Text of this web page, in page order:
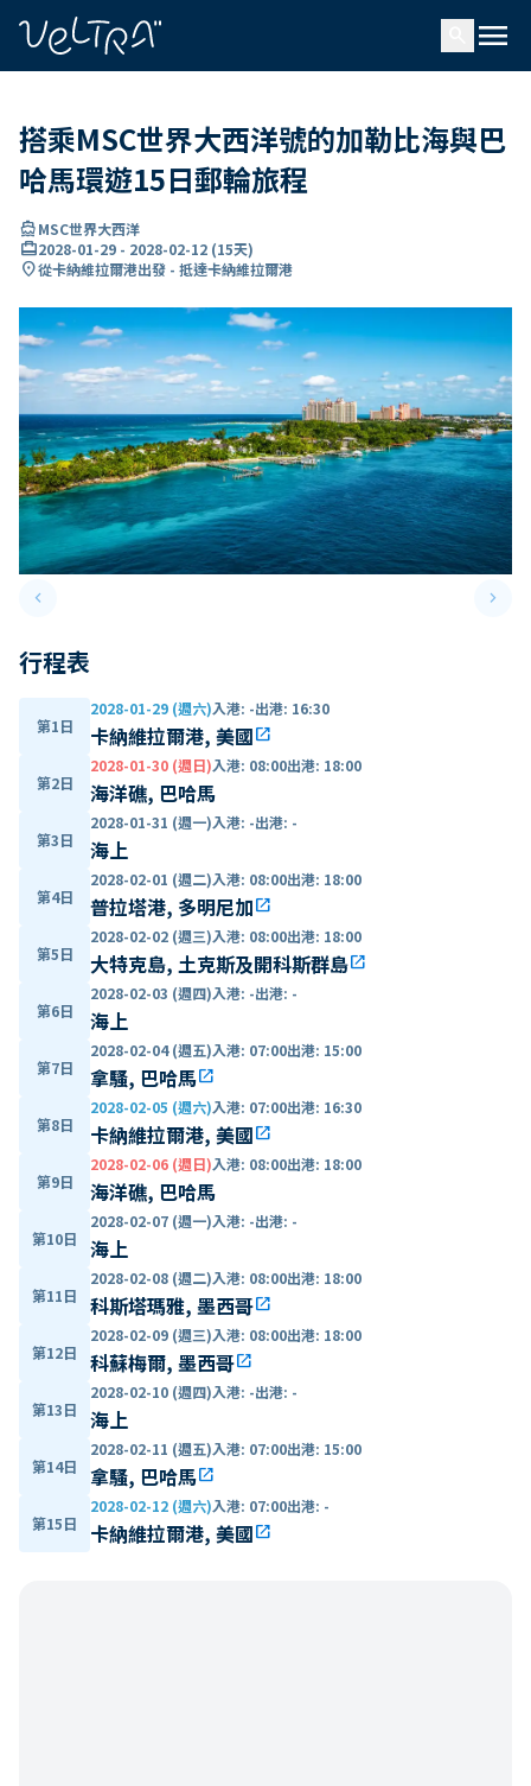
menu
搭乘MSC世界大西洋號的加勒比海與巴
哈馬環遊15日郵輪旅程
directions_boatMSC世界大西洋
card_travel2028-01-29 - 2028-02-12 (15天)
location_on從卡納維拉爾港出發 - 抵達卡納維拉爾港
keyboard_arrow_leftPrevious slide keyboard_arrow_right
行程表
第1日
2028-01-29 (週六)入港: -出港: 16:30
卡納維拉爾港, 美國open_in_new
第2日
2028-01-30 (週日)入港: 08:00出港: 18:00
海洋礁, 巴哈馬
第3日
2028-01-31 (週一)入港: -出港: -
海上
第4日
2028-02-01 (週二)入港: 08:00出港: 18:00
普拉塔港, 多明尼加open_in_new
第5日
2028-02-02 (週三)入港: 08:00出港: 18:00
大特克島, 土克斯及開科斯群島open_in_new
第6日
2028-02-03 (週四)入港: -出港: -
海上
第7日
2028-02-04 (週五)入港: 07:00出港: 15:00
拿騷, 巴哈馬open_in_new
第8日
2028-02-05 (週六)入港: 07:00出港: 16:30
卡納維拉爾港, 美國open_in_new
第9日
2028-02-06 (週日)入港: 08:00出港: 18:00
海洋礁, 巴哈馬
第10日
2028-02-07 (週一)入港: -出港: -
海上
第11日
2028-02-08 (週二)入港: 08:00出港: 18:00
科斯塔瑪雅, 墨西哥open_in_new
第12日
2028-02-09 (週三)入港: 08:00出港: 18:00
科蘇梅爾, 墨西哥open_in_new
第13日
2028-02-10 (週四)入港: -出港: -
海上
第14日
2028-02-11 (週五)入港: 07:00出港: 15:00
拿騷, 巴哈馬open_in_new
第15日
2028-02-12 (週六)入港: 07:00出港: -
卡納維拉爾港, 美國open_in_new